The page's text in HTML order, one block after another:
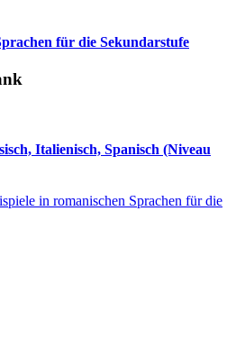
für die Sekundarstufe
Italienisch, Spanisch (Niveau
in romanischen Sprachen für die